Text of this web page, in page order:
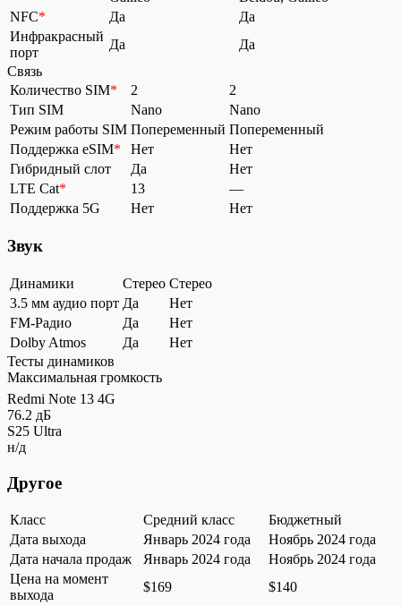
NFC* Да
Да
Инфракрасный
порт
Да
Да
Связь
Количество SIM* 2
2
Тип SIM
Nano
Nano
Режим работы SIM Попеременный Попеременный
Поддержка eSIM* Нет
Нет
Гибридный слот
Да
Нет
LTE Cat* 13
—
Поддержка 5G
Нет Нет
Звук
Динамики Стерео Стерео
3.5 мм аудио порт Да
Нет
FM-Радио
Да
Нет
Dolby Atmos
Да
Нет
Тесты динамиков
Максимальная громкость
Redmi Note 13 4G
76.2 дБ
S25 Ultra
н/д
Другое
Класс Средний класс
Бюджетный
Дата выхода
Январь 2024 года
Ноябрь 2024 года
Дата начала продаж
Январь 2024 года
Ноябрь 2024 года
Цена на момент
выхода
$169 $140